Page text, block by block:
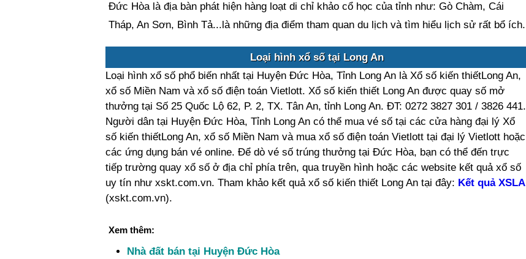
Đức Hòa là địa bàn phát hiện hàng loạt di chỉ khảo cổ học của tỉnh như: Gò Chàm, Cái
Tháp, An Sơn, Bình Tả...là những địa điểm tham quan du lịch và tìm hiểu lịch sử rất bổ ích.
Loại hình xổ số tại Long An
Loại hình xổ số phổ biến nhất tại Huyện Đức Hòa, Tỉnh Long An là Xổ số kiến thiếtLong An,
xổ số Miền Nam và xổ số điện toán Vietlott. Xổ số kiến thiết Long An được quay số mở
thưởng tại Số 25 Quốc Lộ 62, P. 2, TX. Tân An, tỉnh Long An. ĐT: 0272 3827 301 / 3826 441.
Người dân tại Huyện Đức Hòa, Tỉnh Long An có thể mua vé số tại các cửa hàng đại lý Xổ
số kiến thiếtLong An, xổ số Miền Nam và mua xổ số điện toán Vietlott tại đại lý Vietlott hoặc
các ứng dụng bán vé online. Để dò vé số trúng thưởng tại Đức Hòa, bạn có thể đến trực
tiếp trường quay xổ số ở địa chỉ phía trên, qua truyền hình hoặc các website kết quả xổ số
uy tín như xskt.com.vn. Tham khảo kết quả xổ số kiến thiết Long An tại đây: Kết quả XSLA
(xskt.com.vn).
Xem thêm:
Nhà đất bán tại Huyện Đức Hòa